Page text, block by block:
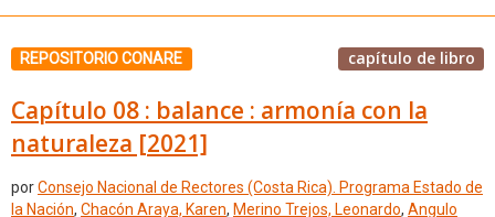
REPOSITORIO CONARE capítulo de libro
Capítulo 08 : balance : armonía con la
naturaleza [2021]
porConsejo Nacional de Rectores (Costa Rica). Programa Estado de
la Nación, Chacón Araya, Karen, Merino Trejos, Leonardo, Angulo